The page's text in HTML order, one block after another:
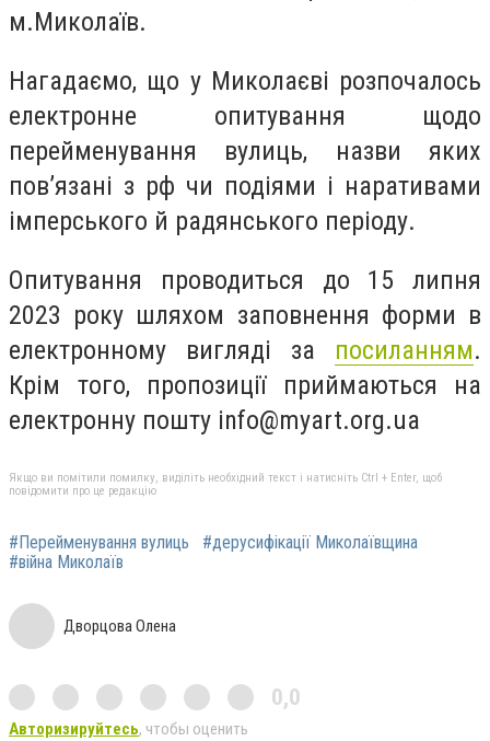
м.Миколаїв.
Нагадаємо, що у Миколаєві розпочалось
електронне опитування щодо
перейменування вулиць, назви яких
пов’язані з рф чи подіями і наративами
імперського й радянського періоду.
Опитування проводиться до 15 липня
2023 року шляхом заповнення форми в
електронному вигляді за посиланням.
Крім того, пропозиції приймаються на
електронну пошту info@myart.org.ua
Якщо ви помітили помилку, виділіть необхідний текст і натисніть Ctrl + Enter, щоб
повідомити про це редакцію
#Перейменування вулиць
#дерусифікації Миколаївщина
#війна Миколаїв
Дворцова Олена
0,0
Авторизируйтесь, чтобы оценить